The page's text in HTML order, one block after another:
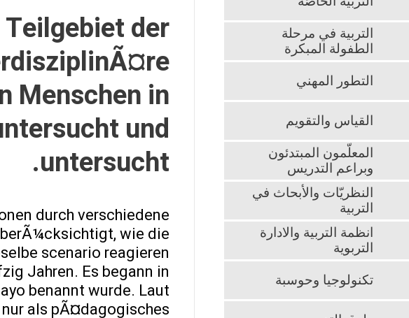
der
Menschen in
und
untersucht.
durch verschiedene
wie die
scenario reagieren.
Jahren. Es begann in
benannt wurde. Laut
als pÃ¤dagogisches
التربية في مرحلة
الطفولة المبكرة
التطور المهني
القياس والتقويم
المعلّمون المبتدئون
وبراعم التدريس
النظريّات والأبحاث في
التربية
انظمة التربية والادارة
التربوية
تكنولوجيا وحوسبة